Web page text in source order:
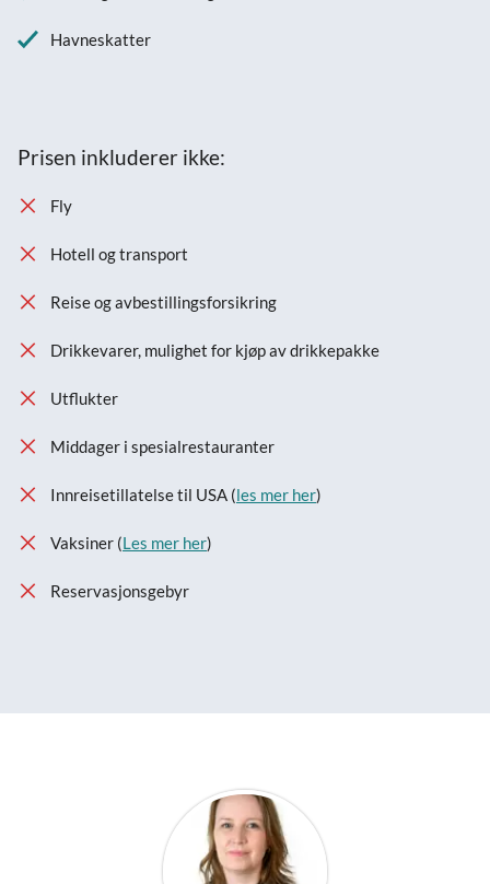
Havneskatter
Prisen inkluderer ikke:
Fly
Hotell og transport
Reise og avbestillingsforsikring
Drikkevarer, mulighet for kjøp av drikkepakke
Utflukter
Middager i spesialrestauranter
Innreisetillatelse til USA (les mer her)
Vaksiner (Les mer her)
Reservasjonsgebyr